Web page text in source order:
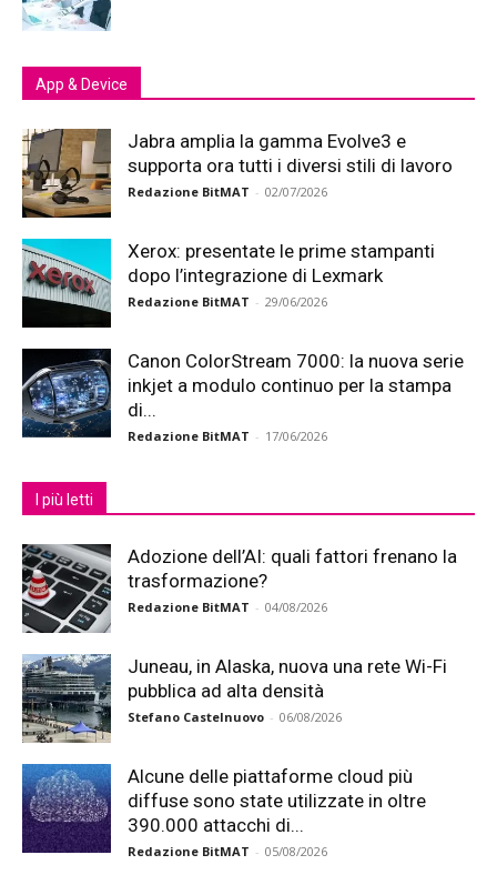
App & Device
Jabra amplia la gamma Evolve3 e
supporta ora tutti i diversi stili di lavoro
Redazione BitMAT - 02/07/2026
Xerox: presentate le prime stampanti
dopo l’integrazione di Lexmark
Redazione BitMAT - 29/06/2026
Canon ColorStream 7000: la nuova serie
inkjet a modulo continuo per la stampa
di...
Redazione BitMAT - 17/06/2026
I più letti
Adozione dell’AI: quali fattori frenano la
trasformazione?
Redazione BitMAT - 04/08/2026
Juneau, in Alaska, nuova una rete Wi-Fi
pubblica ad alta densità
Stefano Castelnuovo - 06/08/2026
Alcune delle piattaforme cloud più
diffuse sono state utilizzate in oltre
390.000 attacchi di...
Redazione BitMAT - 05/08/2026